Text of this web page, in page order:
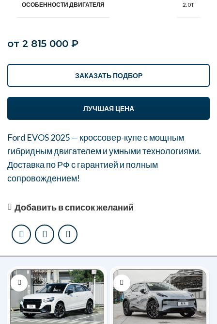
ОСОБЕННОСТИ ДВИГАТЕЛЯ 2.0T
от 2 815 000 ₽
ЛУЧШАЯ ЦЕНА
ЗАКАЗАТЬ ПОДБОР
Ford EVOS 2025 — кроссовер-купе с мощным
гибридным двигателем и умными технологиями.
Доставка по РФ с гарантией и полным
сопровождением!
Добавить в список желаний